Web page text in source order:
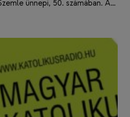
ünnepi, 50. számában. A…